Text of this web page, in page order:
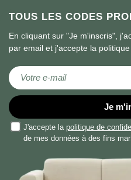
TOUS LES CODES
En cliquant sur "Je m'inscris",
par email et j'accepte la
Inscription à notre lettre d’information :
Je
J'accepte la politique de
de mes données à des fins